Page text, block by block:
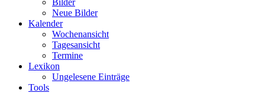
Bilder
Neue Bilder
Kalender
Wochenansicht
Tagesansicht
Termine
Lexikon
Ungelesene Einträge
Tools